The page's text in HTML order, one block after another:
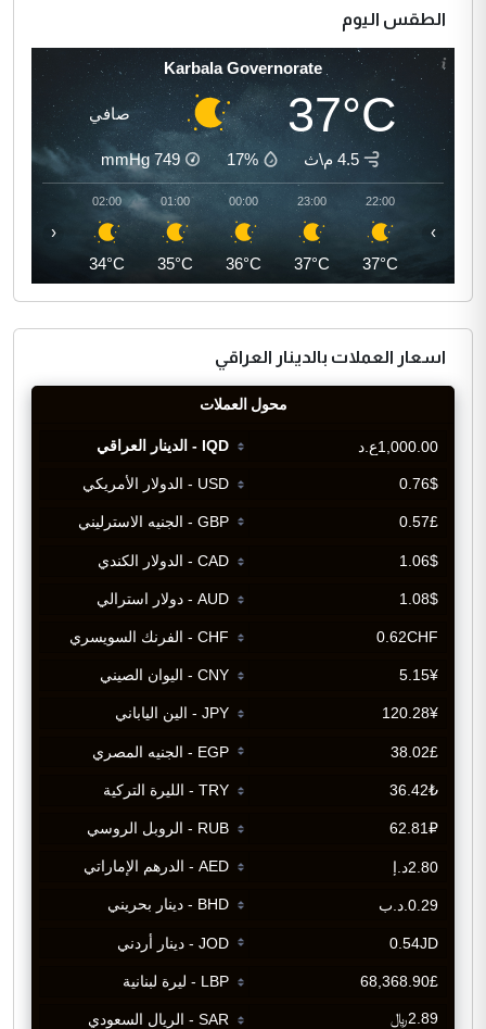
الطقس اليوم
Karbala Governorate
37°C صافي
4.5 م\ث 17%
749
mmHg
22:00
37°C
23:00
37°C
00:00
36°C
01:00
35°C
02:00
34°C
‹ ›
اسعار العملات بالدينار العراقي